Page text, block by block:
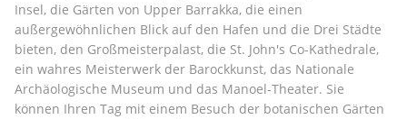
Insel, die Gärten von Upper Barrakka, die einen
außergewöhnlichen Blick auf den Hafen und die Drei Städte
bieten, den Großmeisterpalast, die St. John's Co-Kathedrale,
ein wahres Meisterwerk der Barockkunst, das Nationale
Archäologische Museum und das Manoel-Theater. Sie
können Ihren Tag mit einem Besuch der botanischen Gärten